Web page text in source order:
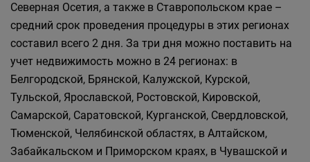
Северная Осетия, а также в Ставропольском крае –
средний срок проведения процедуры в этих регионах
составил всего 2 дня. За три дня можно поставить на
учет недвижимость можно в 24 регионах: в
Белгородской, Брянской, Калужской, Курской,
Тульской, Ярославской, Ростовской, Кировской,
Самарской, Саратовской, Курганской, Свердловской,
Тюменской, Челябинской областях, в Алтайском,
Забайкальском и Приморском краях, в Чувашской и